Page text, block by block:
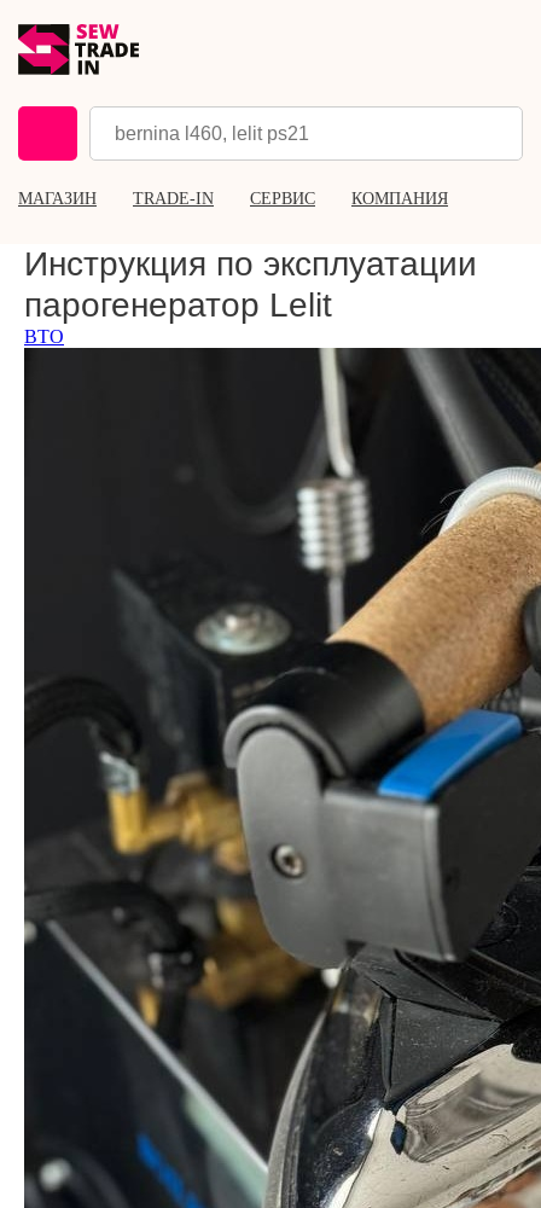
МАГАЗИН TRADE-IN СЕРВИС КОМПАНИЯ
Инструкция по эксплуатации
парогенератор Lelit
ВТО